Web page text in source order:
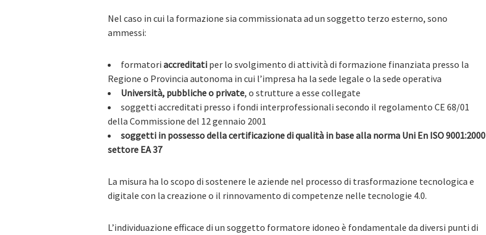
Nel caso in cui la formazione sia commissionata ad un soggetto terzo esterno, sono
ammessi:
formatori accreditati per lo svolgimento di attività di formazione finanziata presso la
Regione o Provincia autonoma in cui l’impresa ha la sede legale o la sede operativa
Università, pubbliche o private, o strutture a esse collegate
soggetti accreditati presso i fondi interprofessionali secondo il regolamento CE 68/01
della Commissione del 12 gennaio 2001
soggetti in possesso della certificazione di qualità in base alla norma Uni En ISO 9001:2000
settore EA 37
La misura ha lo scopo di sostenere le aziende nel processo di trasformazione tecnologica e
digitale con la creazione o il rinnovamento di competenze nelle tecnologie 4.0.
L’individuazione efficace di un soggetto formatore idoneo è fondamentale da diversi punti di